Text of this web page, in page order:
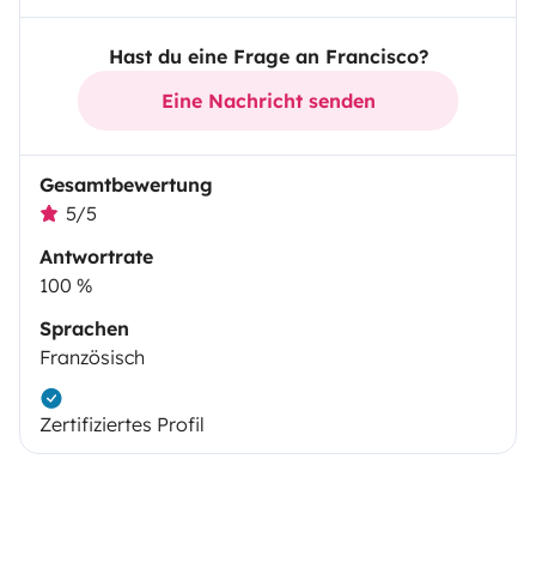
Hast du eine Frage an Francisco?
Eine Nachricht senden
Gesamtbewertung
5/5
Antwortrate
100 %
Sprachen
Französisch
Zertifiziertes Profil